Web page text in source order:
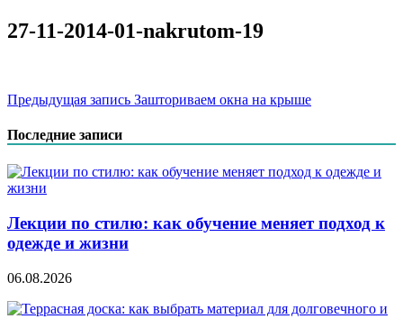
27-11-2014-01-nakrutom-19
Навигация
по
записям
Предыдущая запись Зашториваем окна на крыше
Последние записи
Лекции по стилю: как обучение меняет подход к
одежде и жизни
06.08.2026